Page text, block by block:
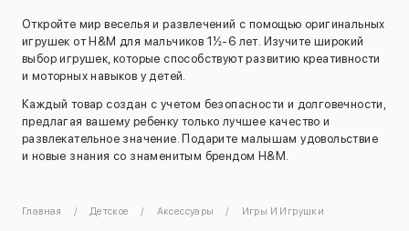
Откройте мир веселья и развлечений с помощью оригинальных
игрушек от H&M для мальчиков 1½-6 лет. Изучите широкий
выбор игрушек, которые способствуют развитию креативности
и моторных навыков у детей.
Каждый товар создан с учетом безопасности и долговечности,
предлагая вашему ребенку только лучшее качество и
развлекательное значение. Подарите малышам удовольствие
и новые знания со знаменитым брендом H&M.
Главная Детское Аксессуары Игры И Игрушки